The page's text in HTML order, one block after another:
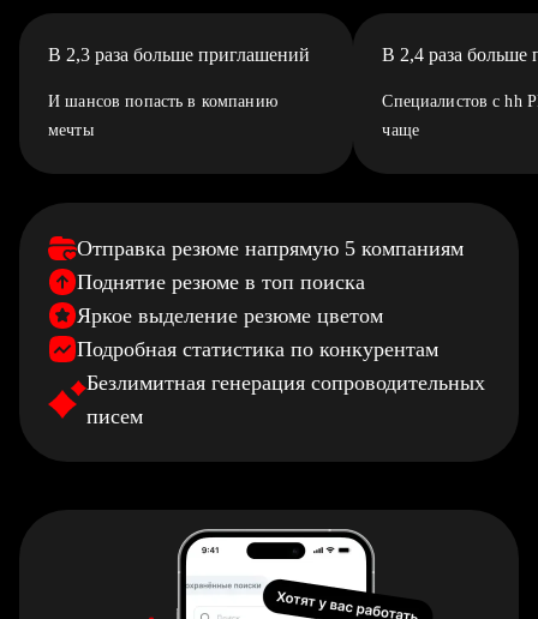
В 2,3 раза больше приглашений
И шансов попасть в компанию
мечты
В 2,4 раза больше
Специалистов с hh
чаще
Отправка резюме напрямую 5 компаниям
Поднятие резюме в топ поиска
Яркое выделение резюме цветом
Подробная статистика по конкурентам
Безлимитная генерация сопроводительных
писем